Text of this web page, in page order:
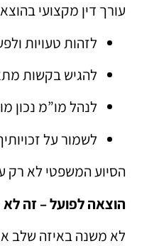
עורך דין מקצועי
לזהות טעויות
להגיש בקשות
לנהל מו”מ נכון
לשמור על
הסיוע המשפטי לא רק
הוצאה לפועל – זה
לא משנה באיזה שלב